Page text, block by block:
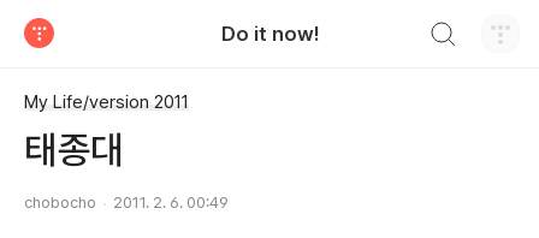
Do it now!
My Life/version 2011
태종대
chobocho 2011. 2. 6. 00:49